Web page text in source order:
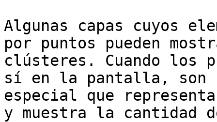
Algunas capas cuyos
por puntos pueden
clústeres. Cuando los
sí en la pantalla, son
especial que
y muestra la cantidad